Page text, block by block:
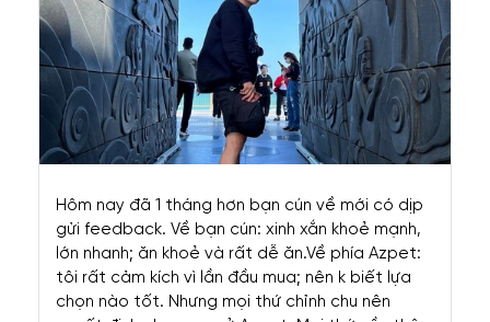
TOP THÚ CƯNG Xem Thêm
Top 5 Loài Chó Thông
Minh Nhất Thế Giới
Top 5 Loài Chó Đẹp
Nhất Thế Giới
Top 11 Giống Chó,
Mèo Nhất Định Phải
THÚ CƯNG 360 Xem Thêm